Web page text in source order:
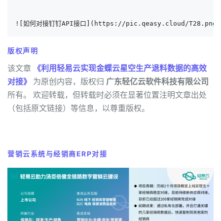
![如何对接钉钉API接口](https://pic.qeasy.cloud/
版权声明
该文章 《利用轻易云实现金蝶云星空生产退料数据的高效
对接》 为原创内容，版权归 广东轻亿云软件科技有限公司
所有。 欢迎转载，但转载时必须在显著位置注明文章出处
（包括原文链接）等信息，以尊重版权。
营销云系统与经销商ERP对接